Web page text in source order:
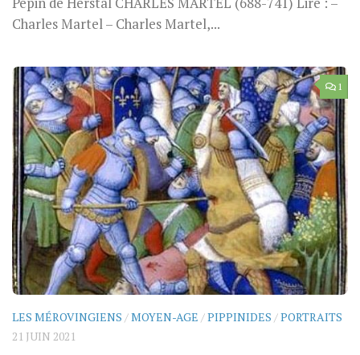
Charles Martel – Charles Martel,...
1
LES MÉROVINGIENS /MOYEN-AGE /PIPPINIDES /PORTRAITS
21 JUIN 2021